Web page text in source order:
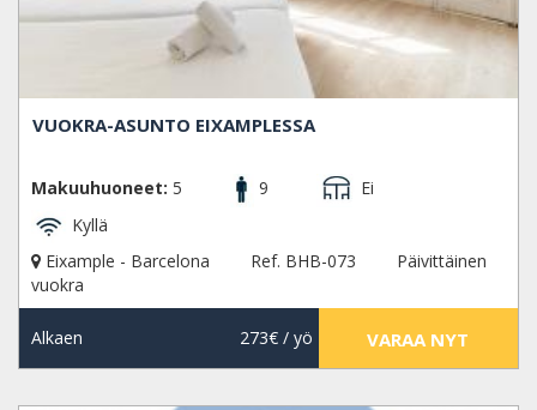
VUOKRA-ASUNTO EIXAMPLESSA
Makuuhuoneet: 5 9
Ei
Kyllä
Eixample - Barcelona
Ref. BHB-073
Päivittäinen
vuokra
Alkaen 273€/ yö VARAA NYT